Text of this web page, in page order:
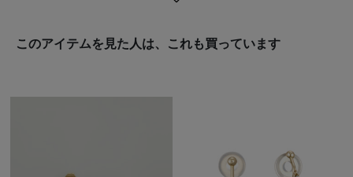
このアイテムを見た人は、これも買っています